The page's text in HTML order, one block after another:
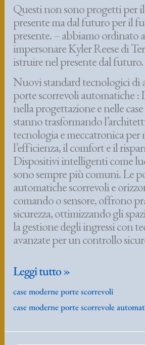
Questi non sono progetti per
presente ma dal futuro per il
presente. – abbiamo ordinato
impersonare Kyler Reese di
istruire nel presente dal futuro.
Nuovi standard tecnologici di
porte scorrevoli automatiche :
nella progettazione e nelle
stanno trasformando
tecnologia e meccatronica per
l’efficienza, il comfort e il
Dispositivi intelligenti come
sono sempre più comuni. Le
automatiche scorrevoli e
comando o sensore, offrono
sicurezza, ottimizzando gli
la gestione degli ingressi con
avanzate per un controllo
case
moderne
porte
scorrevoli
Leggi tutto »
case moderne porte scorrevoli
case moderne porte scorrevole